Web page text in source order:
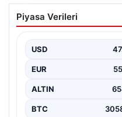
İstanbul
Köprülerin
Piyasa Verileri
USD
EUR
ALTIN
BTC